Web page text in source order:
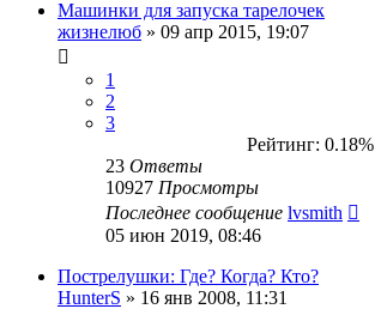
Машинки для запуска тарелочек
жизнелюб » 09 апр 2015, 19:07
1
2
3
Рейтинг: 0.18%
23 Ответы
10927 Просмотры
Последнее сообщение lvsmith
05 июн 2019, 08:46
Пострелушки: Где? Когда? Кто?
HunterS » 16 янв 2008, 11:31